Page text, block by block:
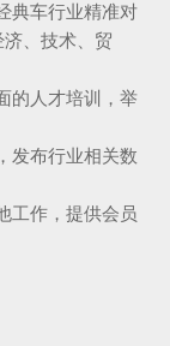
典车行业精准对
、技术、贸
的人才培训，举
发布行业相关数
工作，提供会员